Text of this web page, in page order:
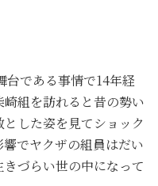
台である事情で14年経
組を訪れると昔の勢い
した姿を見てショック
でヤクザの組員はだい
づらい世の中になって